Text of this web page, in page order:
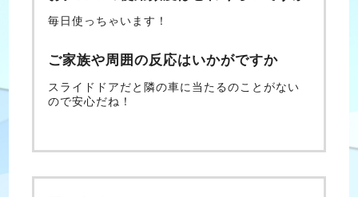
毎日使っちゃいます！
ご家族や周囲の反応はいかがですか
スライドドアだと隣の車に当たるのことがない
ので安心だね！